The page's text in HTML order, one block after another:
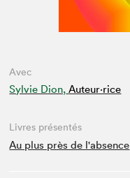
Avec
Sylvie Dion, Auteur·rice
Livres présentés
Au plus près de l'absence